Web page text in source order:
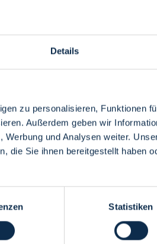
Details
zu personalisieren, Funktionen
Außerdem geben wir
und Analysen weiter.
die Sie ihnen bereitgestellt haben
Statistiken
Menü